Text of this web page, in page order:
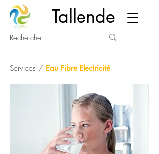
Tallende
Services / Eau Fibre Electricité